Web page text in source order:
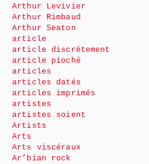
Arthur Levivier
Arthur Rimbaud
Arthur Seaton
article
article discrètement
article pioché
articles
articles datés
articles imprimés
artistes
artistes soient
Artists
Arts
Arts viscéraux
Ar’bian rock